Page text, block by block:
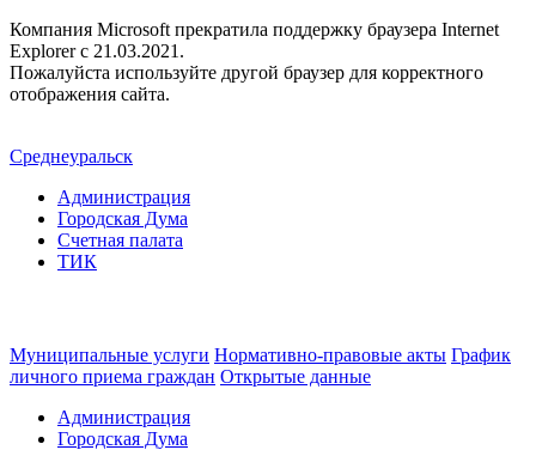
Компания Microsoft прекратила поддержку браузера Internet
Explorer c 21.03.2021.
Пожалуйста используйте другой браузер для корректного
отображения сайта.
Среднеуральск
Администрация
Городская Дума
Счетная палата
ТИК
Муниципальные услуги Нормативно-правовые акты График
личного приема граждан Открытые данные
Администрация
Городская Дума